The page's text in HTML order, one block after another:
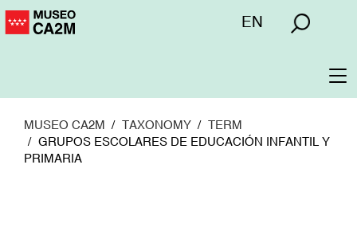
Pasar
Menú
EN
MUSEO CA2M TAXONOMY
TERM
GRUPOS ESCOLARES DE EDUCACIÓN INFANTIL Y
PRIMARIA